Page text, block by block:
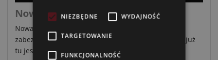
Nowa powłoka ceramiczna Cb0.01!
Nowa powłoka ceramiczna Ceramic Body Cb0.01 do
zabezpieczania lakierowanych powierzchni pojazdu już
tu jest!Zabezpiecz swój samochód nawet do 36...
NIEZBĘDNE WYDAJNOŚĆ
TARGETOWANIE
FUNKCJONALNOŚĆ